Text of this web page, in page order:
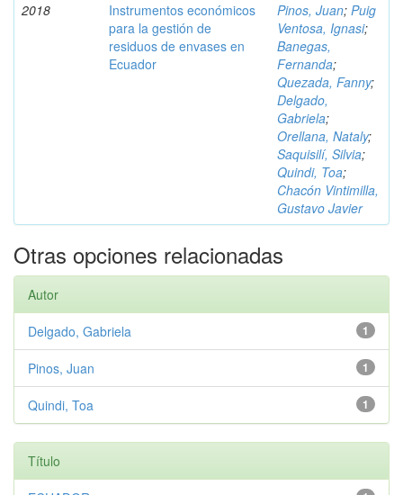
2018
Instrumentos económicos
para la gestión de
residuos de envases en
Ecuador
Pinos, Juan; Puig
Ventosa, Ignasi;
Banegas,
Fernanda;
Quezada, Fanny;
Delgado,
Gabriela;
Orellana, Nataly;
Saquisilí, Silvia;
Quindi, Toa;
Chacón Vintimilla,
Gustavo Javier
Otras opciones relacionadas
Autor
1
Delgado, Gabriela
1
Pinos, Juan
1
Quindi, Toa
Título